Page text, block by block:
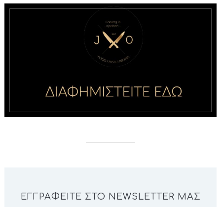
ΕΓΓΡΑΦΕΊΤΕ ΣΤΟ NEWSLETTER ΜΑΣ